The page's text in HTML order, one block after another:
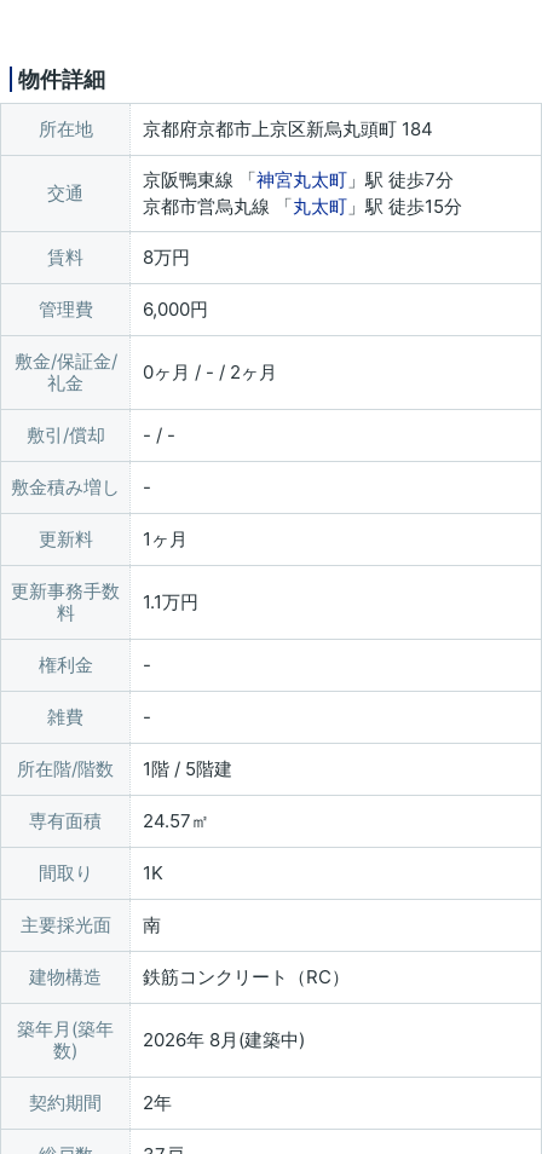
物件詳細
所在地 京都府京都市上京区新烏丸頭町 184
交通
京阪鴨東線 「神宮丸太町 」駅 徒歩7分
京都市営烏丸線 「丸太町 」駅 徒歩15分
賃料 8万円
管理費 6,000円
敷金/保証金/
礼金
0ヶ月 / - / 2ヶ月
敷引/償却 - / -
敷金積み増し
更新料 1ヶ月
更新事務手数
料
1.1万円
権利金
雑費
所在階/階数 1階 / 5階建
専有面積 24.57㎡
間取り 1K
主要採光面 南
建物構造 鉄筋コンクリート（RC）
築年月(築年
数)
2026年 8月(建築中)
契約期間 2年